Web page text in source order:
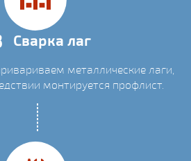
Сварка лаг
металлические лаги,
монтируется профлист.